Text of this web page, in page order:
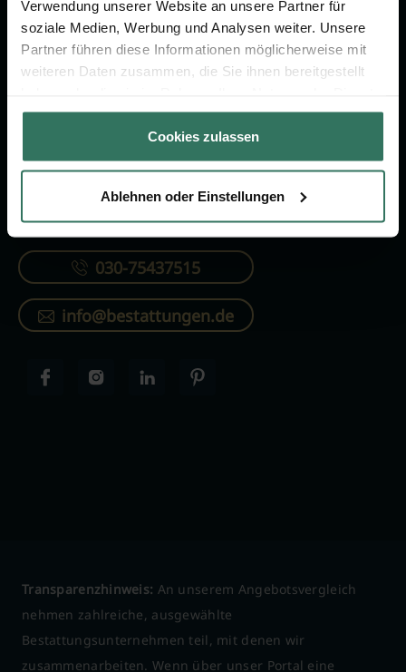
Verwendung unserer Website an unsere Partner für
soziale Medien, Werbung und Analysen weiter. Unsere
Partner führen diese Informationen möglicherweise mit
weiteren Daten zusammen, die Sie ihnen bereitgestellt
gesammelt haben.
Cookies zulassen
Ablehnen oder Einstellungen
FÜR SIE
Vergleich
Ratgeber
FÜR BESTATTER
Online-Portal
Kostenlos registrieren
KONTAKTIEREN SIE UNS
030-75437515
info@bestattungen.de
Transparenzhinweis: An unserem Angebotsvergleich
nehmen zahlreiche, ausgewählte
Bestattungsunternehmen teil, mit denen wir
zusammenarbeiten. Wenn über unser Portal eine